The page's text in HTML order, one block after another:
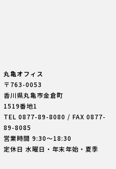
丸亀オフィス
〒763-0053
香川県丸亀市金倉町
1519番地1
TEL0877-89-8080 / FAX 0877-
89-8085
営業時間 9:30〜18:30
定休日 水曜日・年末年始・夏季